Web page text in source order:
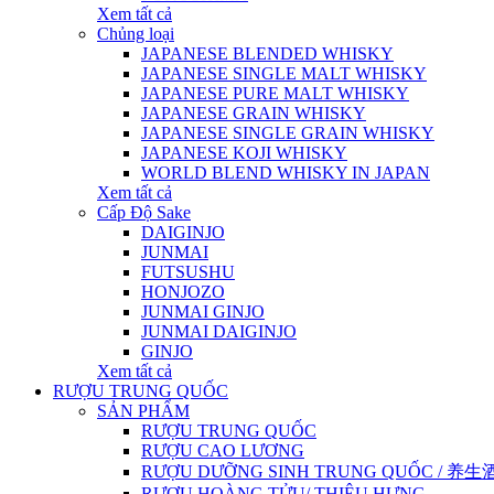
Xem tất cả
Chủng loại
JAPANESE BLENDED WHISKY
JAPANESE SINGLE MALT WHISKY
JAPANESE PURE MALT WHISKY
JAPANESE GRAIN WHISKY
JAPANESE SINGLE GRAIN WHISKY
JAPANESE KOJI WHISKY
WORLD BLEND WHISKY IN JAPAN
Xem tất cả
Cấp Độ Sake
DAIGINJO
JUNMAI
FUTSUSHU
HONJOZO
JUNMAI GINJO
JUNMAI DAIGINJO
GINJO
Xem tất cả
RƯỢU TRUNG QUỐC
SẢN PHẨM
RƯỢU TRUNG QUỐC
RƯỢU CAO LƯƠNG
RƯỢU DƯỠNG SINH TRUNG QUỐC / 养生